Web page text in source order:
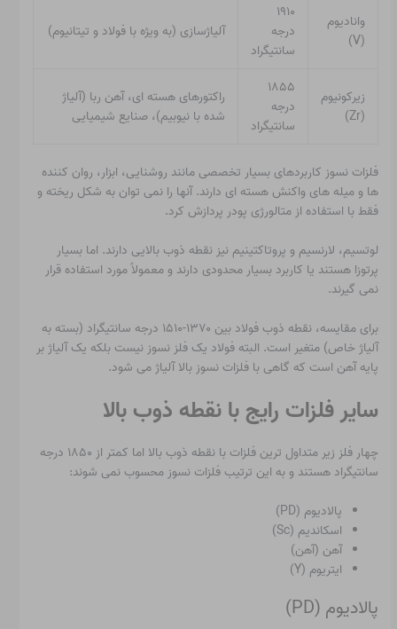
وانادیوم
(V)
۱۹۱۰
درجه
سانتیگراد
آلیاژسازی (به ویژه با فولاد و تیتانیوم)
زیرکونیوم
(Zr)
۱۸۵۵
درجه
سانتیگراد
راکتورهای هسته ای، آهن ربا (آلیاژ
شده با نیوبیم)، صنایع شیمیایی
فلزات نسوز کاربردهای بسیار تخصصی مانند روشنایی، ابزار، روان کننده
ها و میله های واکنش هسته ای دارند. آنها را نمی توان به شکل ریخته و
فقط با استفاده از متالورژی پودر پردازش کرد.
لوتسیم، لارنسیم و پروتاکتینیم نیز نقطه ذوب بالایی دارند. اما بسیار
پرتوزا هستند یا کاربرد بسیار محدودی دارند و معمولاً مورد استفاده قرار
نمی گیرند.
برای مقایسه، نقطه ذوب فولاد بین ۱۳۷۰-۱۵۱۰ درجه سانتیگراد (بسته به
آلیاژ خاص) متغیر است. البته فولاد یک فلز نسوز نیست بلکه یک آلیاژ بر
پایه آهن است که گاهی با فلزات نسوز بالا آلیاژ می شود.
سایر فلزات رایج با نقطه ذوب بالا
چهار فلز زیر متداول ترین فلزات با نقطه ذوب بالا اما کمتر از ۱۸۵۰ درجه
سانتیگراد هستند و به این ترتیب فلزات نسوز محسوب نمی شوند:
پالادیوم (PD)
اسکاندیم (Sc)
آهن (آهن)
ایتریوم (Y)
پالادیوم (PD)